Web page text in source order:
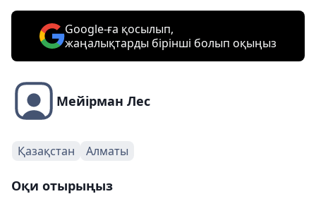
Google-ға қосылып,
жаңалықтарды бірінші болып оқыңыз
Мейірман Лес
Қазақстан Алматы
Оқи отырыңыз